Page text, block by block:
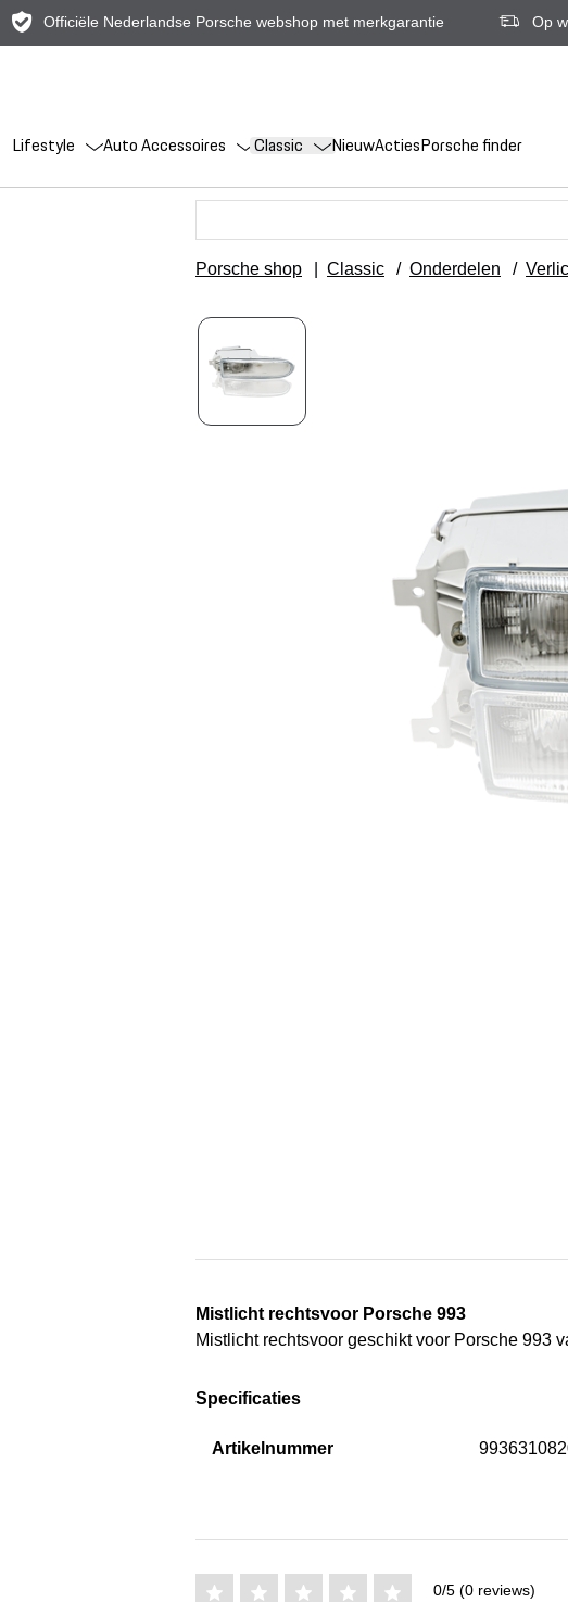
Officiële Nederlandse Porsche webshop met merkgarantie Op
Lifestyle Auto Accessoires Classic NieuwActiesPorsche finder
Porsche shop Classic / Onderdelen /
Mistlicht rechtsvoor Porsche 993
Mistlicht rechtsvoor geschikt voor Porsche 993
Specificaties
Artikelnummer
0/5 (0 reviews)